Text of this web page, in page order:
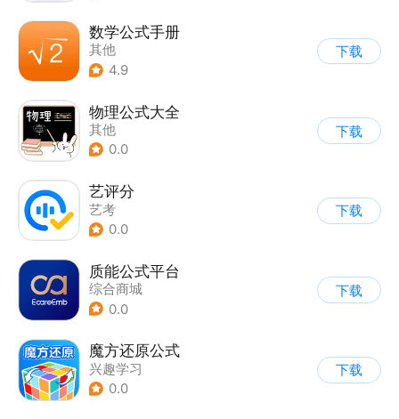
数学公式手册
其他
4.9
下载
物理公式大全
其他
0.0
下载
艺评分
艺考
0.0
下载
质能公式平台
综合商城
0.0
下载
魔方还原公式
兴趣学习
0.0
下载